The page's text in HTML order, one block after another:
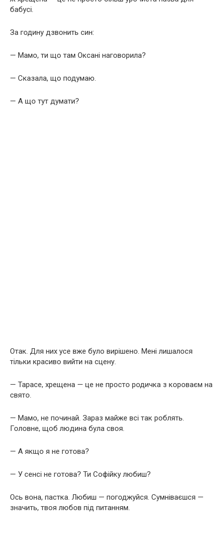
бабусі.
За годину дзвонить син:
— Мамо, ти що там Оксані наговорила?
— Сказала, що подумаю.
— А що тут думати?
Отак. Для них усе вже було вирішено. Мені лишалося
тільки красиво вийти на сцену.
— Тарасе, хрещена — це не просто родичка з короваєм на
свято.
— Мамо, не починай. Зараз майже всі так роблять.
Головне, щоб людина була своя.
— А якщо я не готова?
— У сенсі не готова? Ти Софійку любиш?
Ось вона, пастка. Любиш — погоджуйся. Сумніваєшся —
значить, твоя любов під питанням.